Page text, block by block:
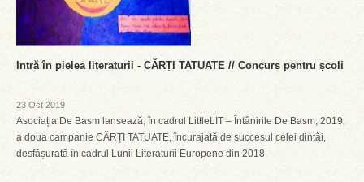
Intră în pielea literaturii - CĂRȚI TATUATE // Concurs pentru școli
23 Oct 2019
Asociația De Basm lansează, în cadrul LittleLIT – Întânirile De Basm, 2019,
a doua campanie CĂRȚI TATUATE, încurajată de succesul celei dintâi,
desfășurată în cadrul Lunii Literaturii Europene din 2018.